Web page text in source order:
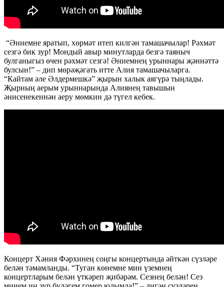
“Әниемне яратып, хөрмәт итеп килгән тамашачылар! Рәхмәт
сезгә бик зур! Мондый авыр минутларда безгә таяныч
булганыгыз өчен рәхмәт сезгә! Әниемнең урыннары җәннәттә
булсын!” – дип мөрәҗәгать итте Алия тамашачыларга.
“Кайтам әле Әлдермешкә” җырын халык аягүрә тыңлады.
Җырның аерым урыннарында Алиянең тавышын
әнисенекеннән аеру мөмкин дә түгел кебек.
Концерт Хәния Фәрхинең соңгы концертында әйткән сүзләре
белән тәмамланды. “Туган көнемне мин үземнең
концертларым белән үткәреп җибәрәм. Сезнең белән! Сез